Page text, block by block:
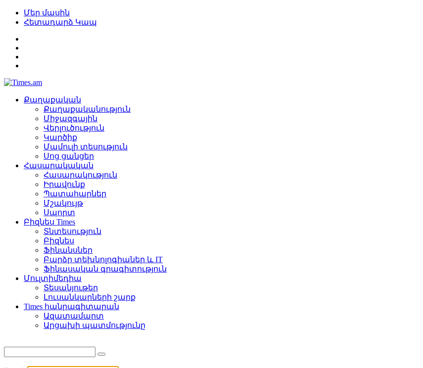
Մեր մասին
Հետադարձ Կապ
Քաղաքական
Քաղաքականություն
Միջազգային
Վերլուծություն
Կարծիք
Մամուլի տեսություն
Սոց ցանցեր
Հասարակական
Հասարակություն
Իրավունք
Պատահարներ
Մշակույթ
Սպորտ
Բիզնես Times
Տնտեսություն
Բիզնես
Ֆինանսներ
Բարձր տեխնոլոգիաներ և IT
Ֆինասական գրագիտություն
Մուլտիմեդիա
Տեսանյութեր
Լուսանկարների շարք
Times հանրագիտարան
Ազատամարտ
Արցախի պատմությունը